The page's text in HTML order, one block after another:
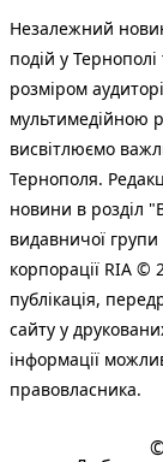
Незалежний
подій у
розміром
мультимедійною
висвітлюємо
Тернополя.
новини в розділ
видавничої
корпорації RIA ©
публiкацiя,
сайту у
інформації
правовласника.